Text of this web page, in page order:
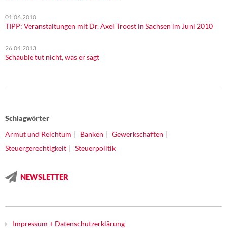
01.06.2010
TIPP: Veranstaltungen mit Dr. Axel Troost in Sachsen im Juni 2010
26.04.2013
Schäuble tut nicht, was er sagt
Schlagwörter
Armut und Reichtum
Banken
Gewerkschaften
Steuergerechtigkeit
Steuerpolitik
NEWSLETTER
Impressum + Datenschutzerklärung